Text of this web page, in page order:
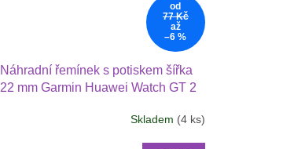
od
77 Kč
až
–6 %
Náhradní řemínek s potiskem šířka
22 mm Garmin Huawei Watch GT 2
Skladem (4 ks)